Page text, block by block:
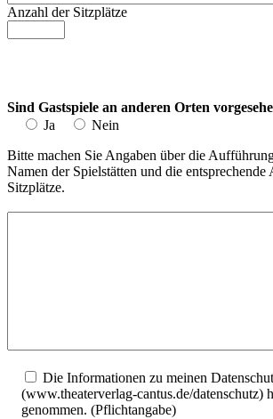
Anzahl der Sitzplätze
Sind Gastspiele an anderen Orten
Ja
Nein
Bitte machen Sie Angaben über die
Namen der Spielstätten und die entsprechende
Sitzplätze.
Die Informationen zu meinen
(www.theaterverlag-cantus.de/datenschutz)
genommen. (Pflichtangabe)